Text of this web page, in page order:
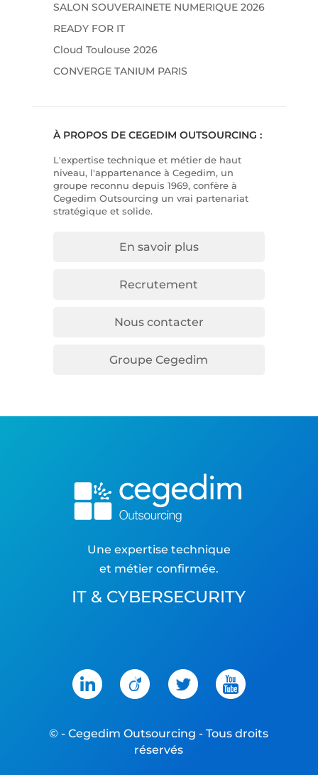
SALON SOUVERAINETE NUMERIQUE 2026
READY FOR IT
Cloud Toulouse 2026
CONVERGE TANIUM PARIS
À PROPOS DE CEGEDIM OUTSOURCING :
L'expertise technique et métier de haut
niveau, l'appartenance à Cegedim, un
groupe reconnu depuis 1969, confère à
Cegedim Outsourcing un vrai partenariat
stratégique et solide.
En savoir plus
Recrutement
Nous contacter
Groupe Cegedim
Une expertise technique
et métier confirmée.
IT & CYBERSECURITY
© - Cegedim Outsourcing - Tous droits
réservés